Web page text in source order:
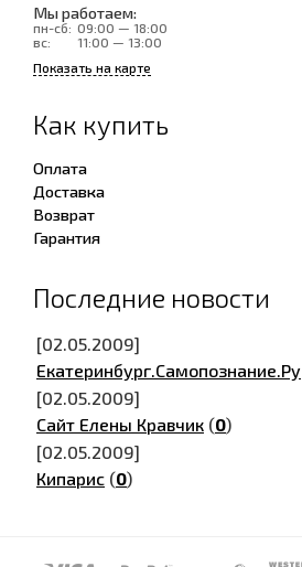
Мы работаем:
пн-сб: 09:00 — 18:00
вс:
11:00 — 13:00
Показать на карте
Как купить
Оплата
Доставка
Возврат
Гарантия
Последние новости
[02.05.2009]
Екатеринбург.Самопознание.Ру
[02.05.2009]
Сайт Елены Кравчик (0)
[02.05.2009]
Кипарис (0)